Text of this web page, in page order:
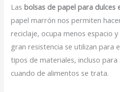
Lasbolsas de papel para dulces
papel marrón nos permiten
reciclaje, ocupa menos espacio
gran resistencia se utilizan para
tipos de materiales, incluso
cuando de alimentos se trata.